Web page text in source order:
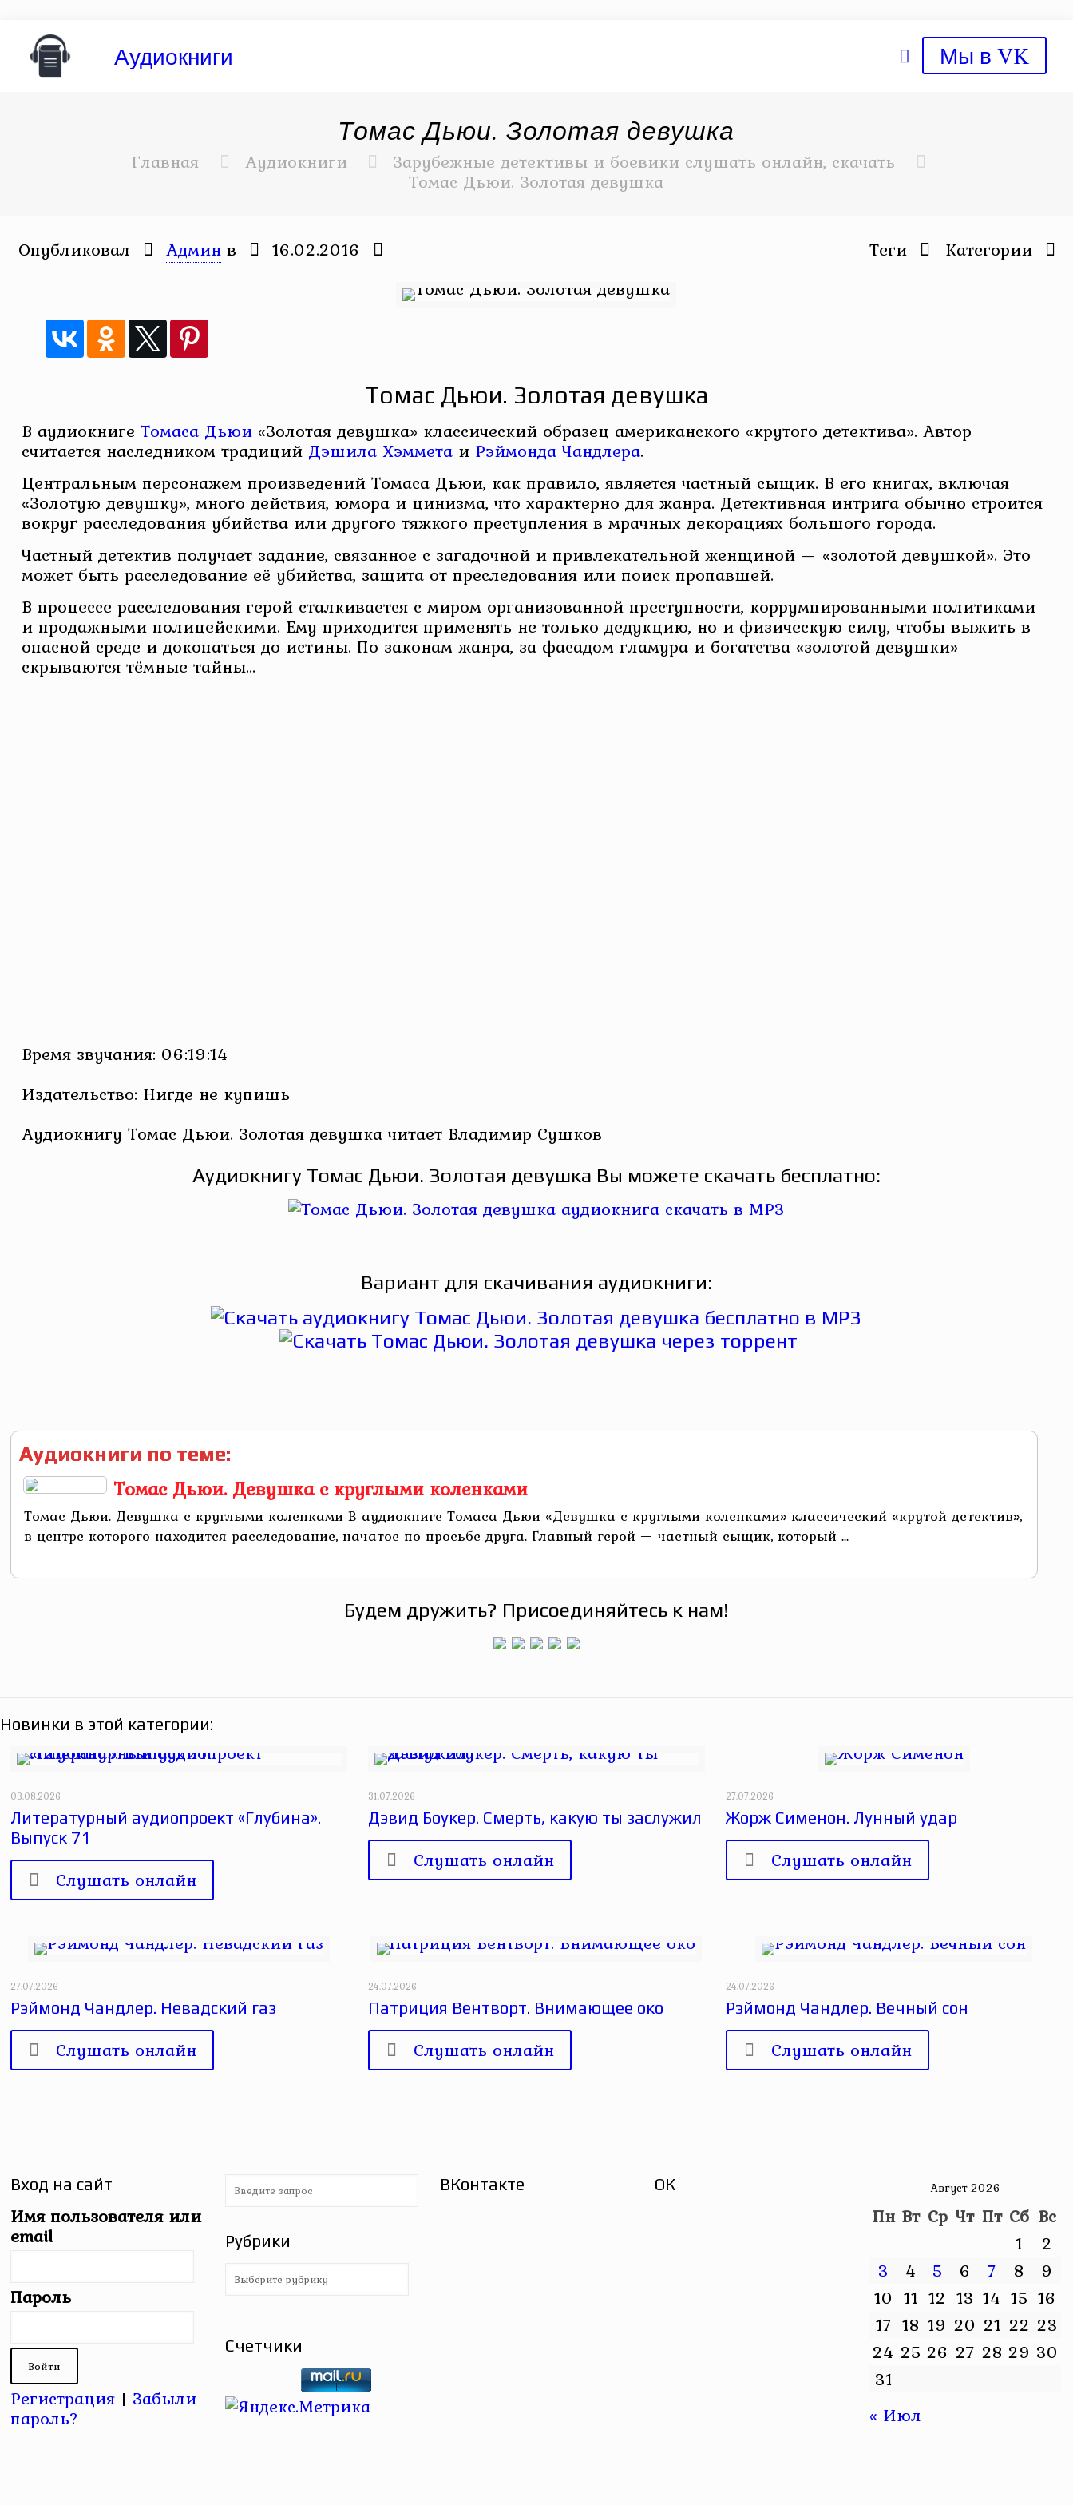
Аудиокниги Мы в VK
Томас Дьюи. Золотая девушка
Главная Аудиокниги Зарубежные детективы и боевики слушать онлайн, скачать
Томас Дьюи. Золотая девушка
Опубликовал Админ в 16.02.2016 Категории
Теги
Томас Дьюи. Золотая девушка
В аудиокниге Томаса Дьюи«Золотая девушка» классический образец американского «крутого детектива». Автор
считается наследником традиций Дэшила Хэмметаи Рэймонда Чандлера.
Центральным персонажем произведений Томаса Дьюи, как правило, является частный сыщик. В его книгах, включая
«Золотую девушку», много действия, юмора и цинизма, что характерно для жанра. Детективная интрига обычно строится
вокруг расследования убийства или другого тяжкого преступления в мрачных декорациях большого города.
Частный детектив получает задание, связанное с загадочной и привлекательной женщиной — «золотой девушкой». Это
может быть расследование её убийства, защита от преследования или поиск пропавшей.
В процессе расследования герой сталкивается с миром организованной преступности, коррумпированными политиками
и продажными полицейскими. Ему приходится применять не только дедукцию, но и физическую силу, чтобы выжить в
опасной среде и докопаться до истины. По законам жанра, за фасадом гламура и богатства «золотой девушки»
скрываются тёмные тайны…
Время звучания: 06:19:14
Издательство: Нигде не купишь
Аудиокнигу Томас Дьюи. Золотая девушка читает Владимир Сушков
Аудиокнигу Томас Дьюи. Золотая девушка Вы можете скачать бесплатно:
Вариант для скачивания аудиокниги:
Аудиокниги по теме:
Томас Дьюи. Девушка с круглыми коленками
Томас Дьюи. Девушка с круглыми коленками В аудиокниге Томаса Дьюи «Девушка с круглыми коленками» классический «крутой детектив»,
в центре которого находится расследование, начатое по просьбе друга. Главный герой — частный сыщик, который ...
Будем дружить? Присоединяйтесь к нам!
Новинки в этой категории:
03.08.2026
Литературный аудиопроект «Глубина».
Выпуск 71
Слушать онлайн
31.07.2026
Дэвид Боукер. Смерть, какую ты заслужил
Слушать онлайн
27.07.2026
Жорж Сименон. Лунный удар
Слушать онлайн
27.07.2026
Рэймонд Чандлер. Невадский газ
Слушать онлайн
24.07.2026
Патриция Вентворт. Внимающее око
Слушать онлайн
24.07.2026
Рэймонд Чандлер. Вечный сон
Слушать онлайн
Вход на сайт
Имя пользователя или
email
Пароль
Регистрация | Забыли
пароль?
Рубрики
Рубрики
Счетчики
ВКонтакте ОК Август 2026
Пн Вт Ср Чт Пт Сб Вс
1
2
3
4 5 6 7 8
9
10 11 12 13 14 15 16
17 18 19 20 21 22 23
24 25 26 27 28 29 30
31
« Июл